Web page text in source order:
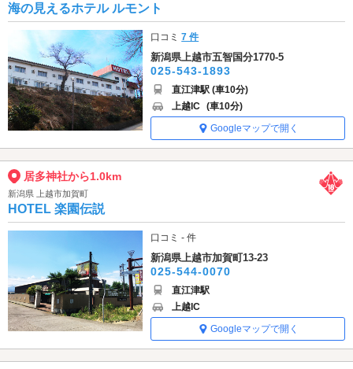
海の見えるホテル ルモント
口コミ7 件
新潟県上越市五智国分1770-5
025-543-1893
直江津駅 (車10分)
上越IC (車10分)
Googleマップで開く
居多神社から1.0km
新潟県 上越市加賀町
HOTEL 楽園伝説
口コミ - 件
新潟県上越市加賀町13-23
025-544-0070
直江津駅
上越IC
Googleマップで開く